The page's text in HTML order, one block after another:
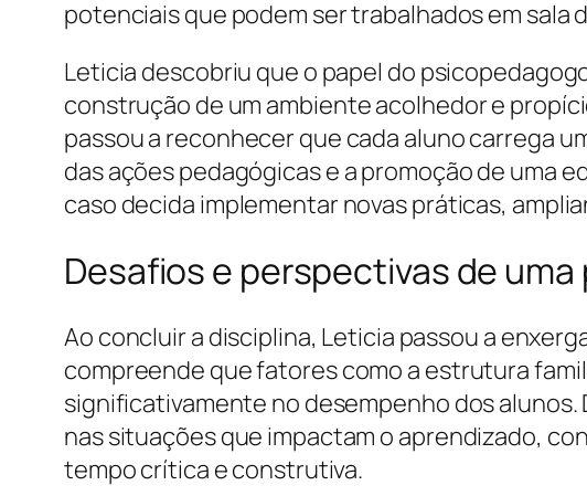
potenciais que podem ser trabalhados em sala
Leticia descobriu que o papel do
construção de um ambiente acolhedor e
passou a reconhecer que cada aluno carrega
das ações pedagógicas e a promoção de uma
caso decida implementar novas práticas,
Desafios e perspectivas de
Ao concluir a disciplina, Leticia passou a
compreende que fatores como a estrutura
significativamente no desempenho dos
nas situações que impactam o aprendizado,
tempo crítica e construtiva.